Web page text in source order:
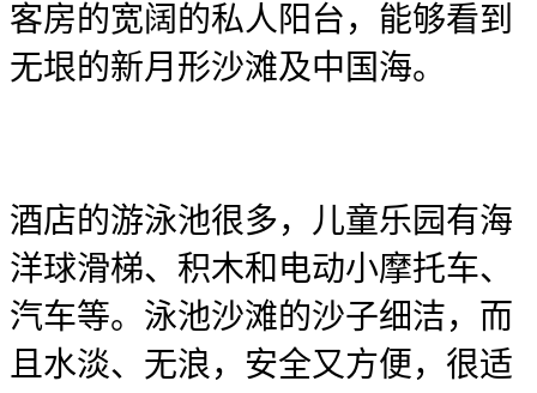
客房的宽阔的私人阳台，能够看到
无垠的新月形沙滩及中国海。
酒店的游泳池很多，儿童乐园有海
洋球滑梯、积木和电动小摩托车、
汽车等。泳池沙滩的沙子细洁，而
且水淡、无浪，安全又方便，很适